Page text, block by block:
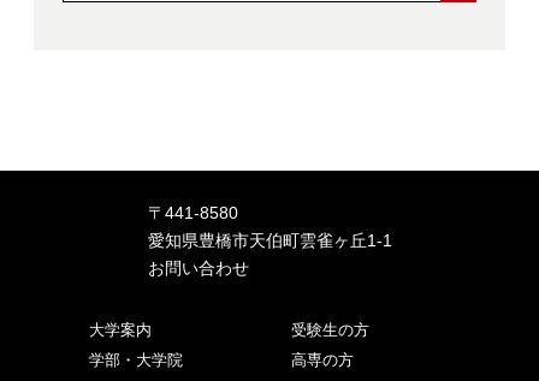
〒441-8580
愛知県豊橋市天伯町雲雀ヶ丘1-1
お問い合わせ
大学案内
学部・大学院
受験生の方
高専の方